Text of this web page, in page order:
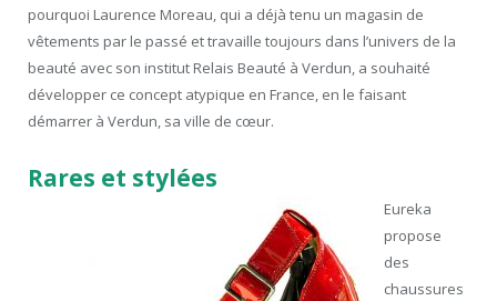
pourquoi Laurence Moreau, qui a déjà tenu un magasin de
vêtements par le passé et travaille toujours dans l’univers de la
beauté avec son institut Relais Beauté à Verdun, a souhaité
développer ce concept atypique en France, en le faisant
démarrer à Verdun, sa ville de cœur.
Rares et stylées
Eureka
propose
des
chaussures